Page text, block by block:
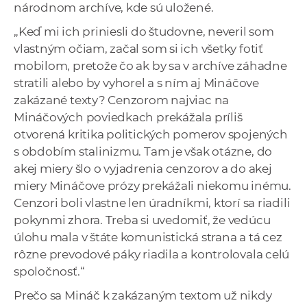
národnom archíve, kde sú uložené.
„Keď mi ich priniesli do študovne, neveril som
vlastným očiam, začal som si ich všetky fotiť
mobilom, pretože čo ak by sa v archíve záhadne
stratili alebo by vyhorel a s ním aj Mináčove
zakázané texty? Cenzorom najviac na
Mináčových poviedkach prekážala príliš
otvorená kritika politických pomerov spojených
s obdobím stalinizmu. Tam je však otázne, do
akej miery šlo o vyjadrenia cenzorov a do akej
miery Mináčove prózy prekážali niekomu inému.
Cenzori boli vlastne len úradníkmi, ktorí sa riadili
pokynmi zhora. Treba si uvedomiť, že vedúcu
úlohu mala v štáte komunistická strana a tá cez
rôzne prevodové páky riadila a kontrolovala celú
spoločnosť.“
Prečo sa Mináč k zakázaným textom už nikdy